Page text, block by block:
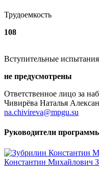
Трудоемкость
108
Вступительные испытания
не предусмотрены
Ответственное лицо за
Чивирёва Наталья
na.chivireva@mpgu.su
Руководители
Константин